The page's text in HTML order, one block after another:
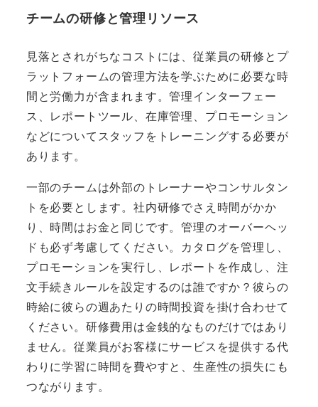
チームの研修と管理リソース
見落とされがちなコストには、従業員の研修とプ
ラットフォームの管理方法を学ぶために必要な時
間と労働力が含まれます。管理インターフェー
ス、レポートツール、在庫管理、プロモーション
などについてスタッフをトレーニングする必要が
あります。
一部のチームは外部のトレーナーやコンサルタン
トを必要とします。社内研修でさえ時間がかか
り、時間はお金と同じです。管理のオーバーヘッ
ドも必ず考慮してください。カタログを管理し、
プロモーションを実行し、レポートを作成し、注
文手続きルールを設定するのは誰ですか？彼らの
時給に彼らの週あたりの時間投資を掛け合わせて
ください。研修費用は金銭的なものだけではあり
ません。従業員がお客様にサービスを提供する代
わりに学習に時間を費やすと、生産性の損失にも
つながります。